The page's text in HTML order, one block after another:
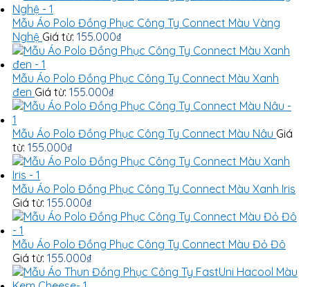
Mẫu Áo Polo Đồng Phục Công Ty Connect Màu Vàng
Nghệ Giá từ: 155.000₫
Mẫu Áo Polo Đồng Phục Công Ty Connect Màu Xanh
đen Giá từ: 155.000₫
Mẫu Áo Polo Đồng Phục Công Ty Connect Màu Nâu Giá
từ: 155.000₫
Mẫu Áo Polo Đồng Phục Công Ty Connect Màu Xanh Iris
Giá từ: 155.000₫
Mẫu Áo Polo Đồng Phục Công Ty Connect Màu Đỏ Đô
Giá từ: 155.000₫